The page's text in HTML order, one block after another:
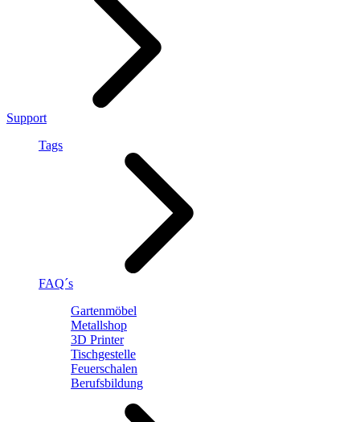
Support
Tags
FAQ´s
Gartenmöbel
Metallshop
3D Printer
Tischgestelle
Feuerschalen
Berufsbildung